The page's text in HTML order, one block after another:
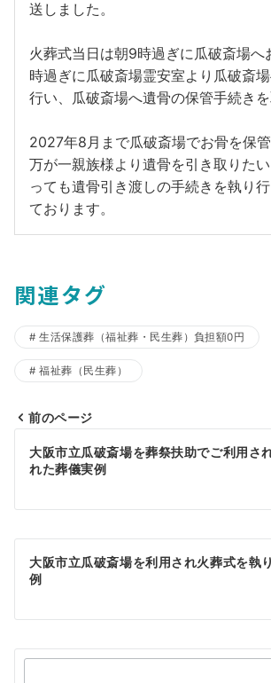
送しました。
火葬式当日は朝9時過ぎに瓜破斎場へ
時過ぎに瓜破斎場霊安室より瓜破斎
行い、瓜破斎場へ遺骨の保管手続きを
2027年8月まで瓜破斎場でお骨を保管
万が一親族様より遺骨を引き取りた
っても遺骨引き渡しの手続きを執り
ております。
関連タグ
生活保護葬（福祉葬・民生葬）負担額0円
福祉葬（民生葬）
投
稿
ナ
ビ
ゲ
ー
シ
ョ
前のページ
大阪市立瓜破斎場を葬祭扶助でご利用さ
れた葬儀実例
大阪市立瓜破斎場を利用され火葬式を執
例